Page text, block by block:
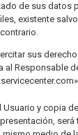
de sus datos
existente
sus
Responsable
y copia
será